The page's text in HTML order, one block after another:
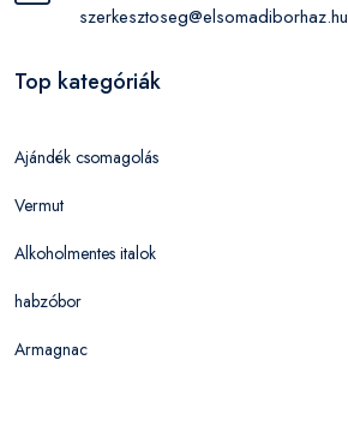
szerkesztoseg@elsomadiborhaz.hu
Top kategóriák
Ajándék csomagolás
Vermut
Alkoholmentes italok
habzóbor
Armagnac